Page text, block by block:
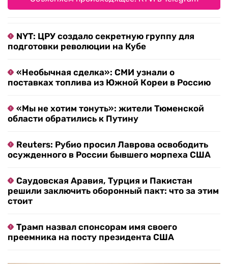
NYT: ЦРУ создало секретную группу для
подготовки революции на Кубе
«Необычная сделка»: СМИ узнали о
поставках топлива из Южной Кореи в Россию
«Мы не хотим тонуть»: жители Тюменской
области обратились к Путину
Reuters: Рубио просил Лаврова освободить
осужденного в России бывшего морпеха США
Саудовская Аравия, Турция и Пакистан
решили заключить оборонный пакт: что за этим
стоит
Трамп назвал спонсорам имя своего
преемника на посту президента США